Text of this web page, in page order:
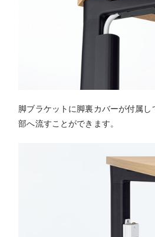
脚ブラケットに脚裏カバーが付属
部へ流すことができます。